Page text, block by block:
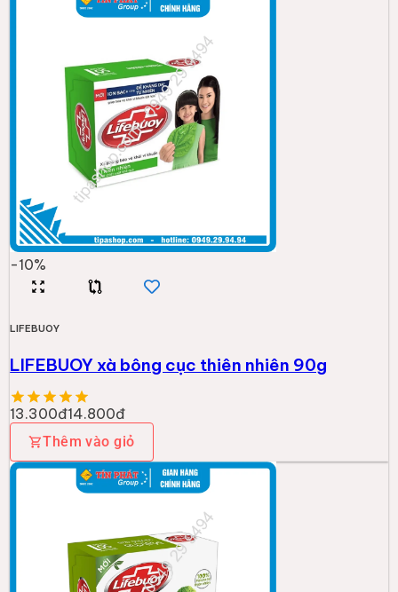
-10%
LIFEBUOY
LIFEBUOY xà bông cục thiên nhiên 90g
13.300đ14.800đ
Thêm vào giỏ